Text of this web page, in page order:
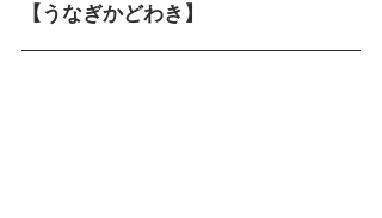
【うなぎかどわき】